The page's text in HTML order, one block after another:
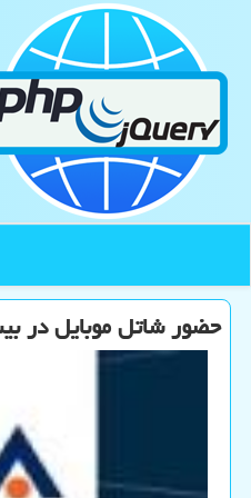
حضور شاتل موبایل در